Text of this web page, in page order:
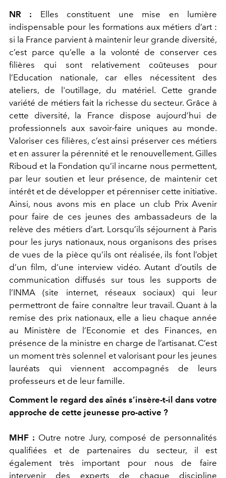
NR : Elles constituent une mise en lumière
indispensable pour les formations aux métiers d’art :
si la France parvient à maintenir leur grande diversité,
c’est parce qu’elle a la volonté de conserver ces
filières qui sont relativement coûteuses pour
l’Education nationale, car elles nécessitent des
ateliers, de l'outillage, du matériel. Cette grande
variété de métiers fait la richesse du secteur. Grâce à
cette diversité, la France dispose aujourd’hui de
professionnels aux savoir-faire uniques au monde.
Valoriser ces filières, c’est ainsi préserver ces métiers
et en assurer la pérennité et le renouvellement. Gilles
Riboud et la Fondation qu’il incarne nous permettent,
par leur soutien et leur présence, de maintenir cet
intérêt et de développer et pérenniser cette initiative.
Ainsi, nous avons mis en place un club Prix Avenir
pour faire de ces jeunes des ambassadeurs de la
relève des métiers d’art. Lorsqu’ils séjournent à Paris
pour les jurys nationaux, nous organisons des prises
de vues de la pièce qu’ils ont réalisée, ils font l’objet
d’un film, d’une interview vidéo. Autant d’outils de
communication diffusés sur tous les supports de
l’INMA (site internet, réseaux sociaux) qui leur
permettront de faire connaître leur travail. Quant à la
remise des prix nationaux, elle a lieu chaque année
au Ministère de l’Economie et des Finances, en
présence de la ministre en charge de l’artisanat. C’est
un moment très solennel et valorisant pour les jeunes
lauréats qui viennent accompagnés de leurs
professeurs et de leur famille.
Comment le regard des aînés s’insère-t-il dans votre
approche de cette jeunesse pro-active ?
MHF : Outre notre Jury, composé de personnalités
qualifiées et de partenaires du secteur, il est
également très important pour nous de faire
intervenir des experts de chaque discipline